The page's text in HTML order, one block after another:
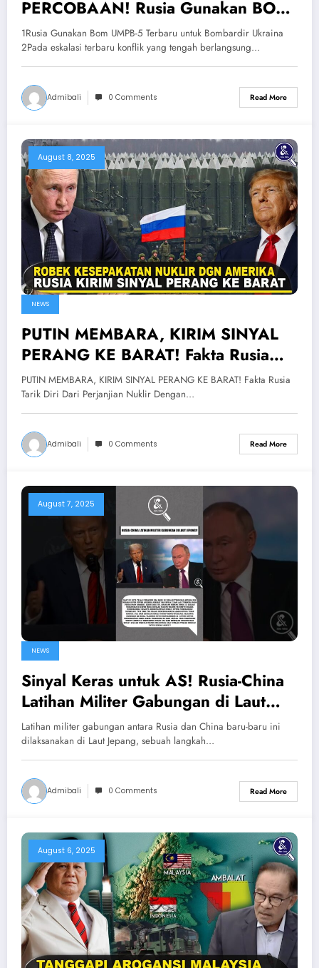
PERCOBAAN! Rusia Gunakan BOM
UMPB-5 Terbaru Untuk Bombardir
Ukraina
1Rusia Gunakan Bom UMPB-5 Terbaru untuk Bombardir Ukraina
2Pada eskalasi terbaru konflik yang tengah berlangsung…
Admibali 0 Comments Read More
August 8, 2025
NEWS
PUTIN MEMBARA, KIRIM SINYAL
PERANG KE BARAT! Fakta Rusia
Tarik Diri Dari Perjanjian Nuklir
Dengan AS
PUTIN MEMBARA, KIRIM SINYAL PERANG KE BARAT! Fakta Rusia
Tarik Diri Dari Perjanjian Nuklir Dengan…
Admibali 0 Comments Read More
August 7, 2025
NEWS
Sinyal Keras untuk AS! Rusia-China
Latihan Militer Gabungan di Laut
Jepang
Latihan militer gabungan antara Rusia dan China baru-baru ini
dilaksanakan di Laut Jepang, sebuah langkah…
Admibali 0 Comments Read More
August 6, 2025